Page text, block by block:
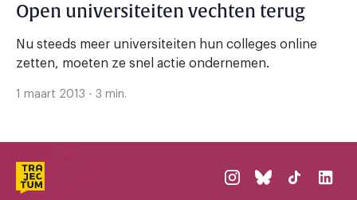
Open universiteiten vechten terug
Nu steeds meer universiteiten hun colleges online
zetten, moeten ze snel actie ondernemen.
1 maart 2013 - 3 min.